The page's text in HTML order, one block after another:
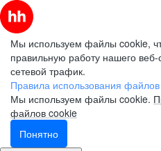
Мы используем файлы cookie,
правильную работу нашего веб-
сетевой трафик.
Правила использования
Мы используем файлы cookie.
файлов cookie
Понятно